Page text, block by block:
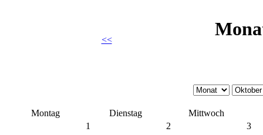
<<
Montag Dienstag
Mittwoch
1
2 3